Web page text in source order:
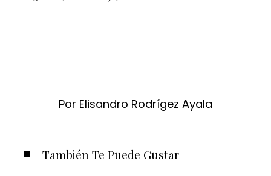
Por Elisandro Rodrígez Ayala
También Te Puede Gustar